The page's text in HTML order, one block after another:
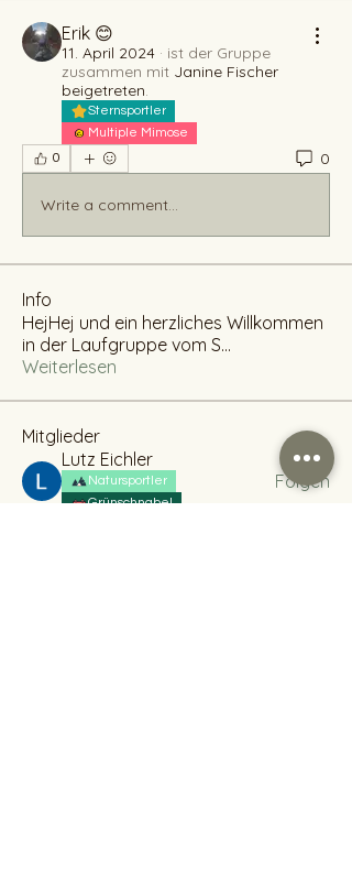
Erik 😊
11. April 2024 · ist der Gruppe
zusammen mit Janine Fischer
beigetreten.
Sternsportler
Multiple Mimose
0
0
Write a comment...
Info
HejHej und ein herzliches Willkommen
in der Laufgruppe vom S...
Weiterlesen
Mitglieder
Lutz Eichler
Natursportler
Grünschnabel
Folgen